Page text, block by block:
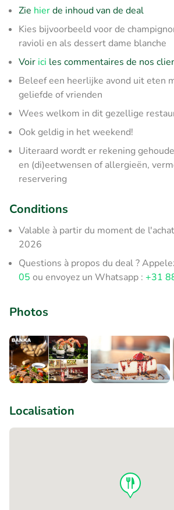
Zie hierde inhoud van de deal
Kies bijvoorbeeld voor de
ravioli en als dessert dame blanche
Voir ici les commentaires de nos
Beleef een heerlijke avond uit eten
geliefde of vrienden
Wees welkom in dit gezellige
Ook geldig in het weekend!
Uiteraard wordt er rekening
en (di)eetwensen of allergieën,
reservering
Conditions
Valable à partir du moment de
2026
Questions à propos du deal ?
05 ou envoyez un Whatsapp : +31
Photos
Localisation